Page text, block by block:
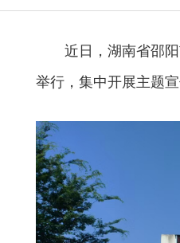
近日，湖南省邵
举行，集中开展主题